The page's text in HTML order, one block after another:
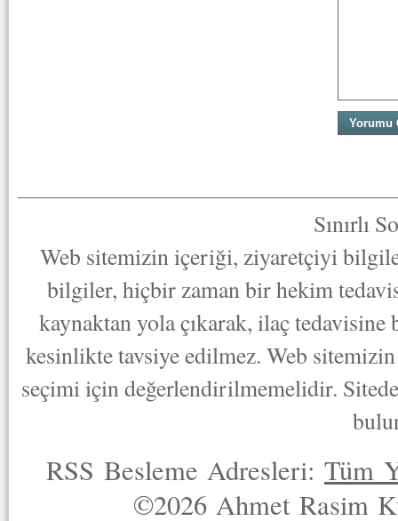
Sınırlı
Web sitemizin içeriği, ziyaretçiyi
bilgiler, hiçbir zaman bir hekim
kaynaktan yola çıkarak, ilaç
kesinlikte tavsiye edilmez. Web
seçimi için değerlendirilmemelidir.
RSS Besleme Adresleri:Tüm
©2026 Ahmet Rasim